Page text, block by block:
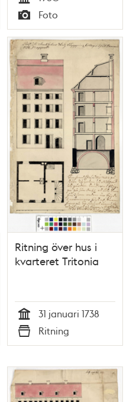
Tid
Typ
Foto
Ritning över hus i
kvarteret Tritonia
Tid
31 januari 1738
Typ
Ritning